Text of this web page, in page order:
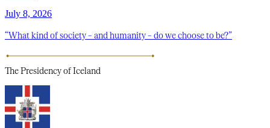
July 8, 2026
“What kind of society – and humanity – do we choose to be?”
The Presidencyof Iceland